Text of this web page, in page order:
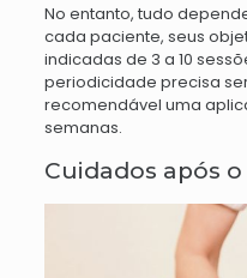
No entanto, tudo
cada paciente, seus
indicadas de 3 a 10
periodicidade precisa
recomendável uma
semanas.
Cuidados após